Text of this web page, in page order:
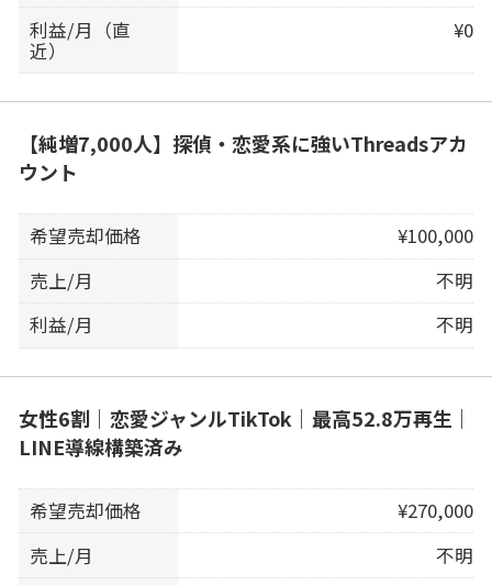
利益/月（直
近）
¥0
【純増7,000人】探偵・恋愛系に強いThreadsアカ
ウント
希望売却価格
¥100,000
売上/月
不明
利益/月
不明
女性6割｜恋愛ジャンルTikTok｜最高52.8万再生｜
LINE導線構築済み
希望売却価格
¥270,000
売上/月
不明